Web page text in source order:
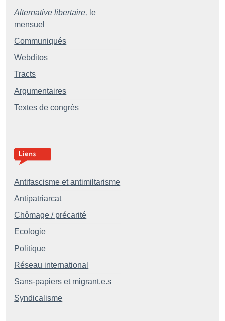
Alternative libertaire, le
mensuel
Communiqués
Webditos
Tracts
Argumentaires
Textes de congrès
Antifascisme et antimiltarisme
Antipatriarcat
Chômage / précarité
Ecologie
Politique
Réseau international
Sans-papiers et migrant.e.s
Syndicalisme